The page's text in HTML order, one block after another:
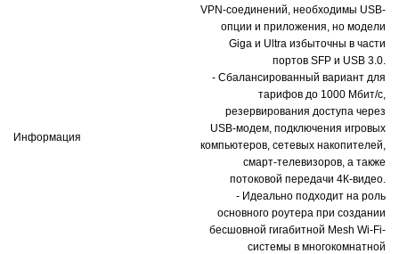
Информация
VPN-соединений, необходимы USB-
опции и приложения, но модели
Giga и Ultra избыточны в части
портов SFP и USB 3.0.
- Сбалансированный вариант для
тарифов до 1000 Мбит/с,
резервирования доступа через
USB-модем, подключения игровых
компьютеров, сетевых накопителей,
смарт-телевизоров, а также
потоковой передачи 4К-видео.
- Идеально подходит на роль
основного роутера при создании
бесшовной гигабитной Mesh Wi-Fi-
системы в многокомнатной